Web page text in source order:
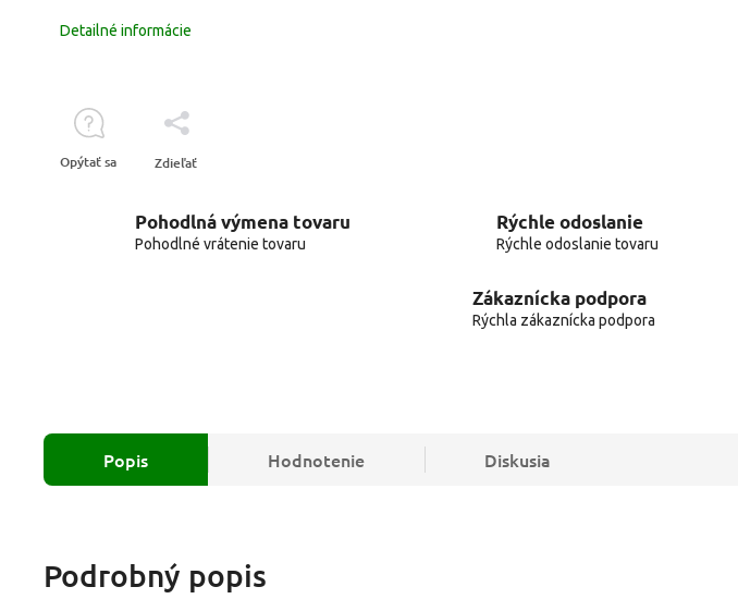
Detailné informácie
Opýtať sa Zdieľať
Pohodlná výmena tovaru
Pohodlné vrátenie tovaru
Rýchle odoslanie
Rýchle odoslanie tovaru
Zákaznícka podpora
Rýchla zákaznícka podpora
Popis Hodnotenie Diskusia
Podrobný popis